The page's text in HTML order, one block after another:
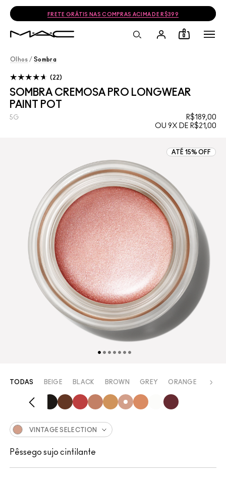
FRETE GRÁTIS NAS COMPRAS ACIMA DE R$399
0
Olhos / Sombra
SOMBRA CREMOSA PRO LONGWEAR
PAINT POT
R$189,00
OU 9X DE R$21,00
5G
22
ATÉ 15% OFF
TODAS BEIGE BLACK BROWN GREY ORANGE PINK
VINTAGE SELECTION
Pêssego sujo cintilante